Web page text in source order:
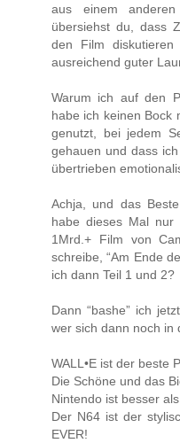
aus einem
übersiehst du, dass
den Film
ausreichend guter
Warum ich auf den
habe ich keinen Bock
genutzt, bei jedem
gehauen und dass
übertrieben
Achja, und das
habe dieses Mal nur
1Mrd.+ Film von
schreibe, “Am Ende
ich dann Teil 1 und 2?
Dann “bashe” ich
wer sich dann noch in
WALL•E ist der beste
Die Schöne und das
Nintendo ist besser
Der N64 ist der
EVER!